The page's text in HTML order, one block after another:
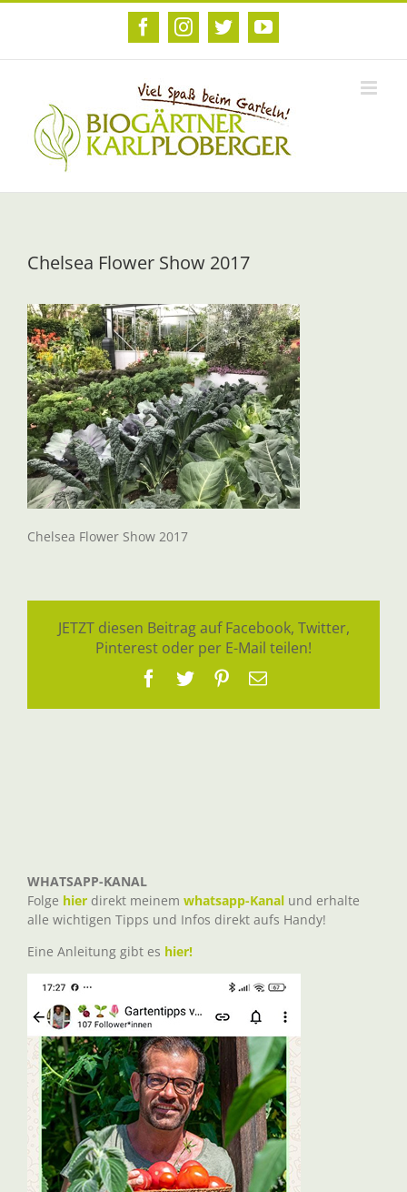
Zum
FacebookInstagram
TwitterYouTube
Chelsea Flower Show 2017
Chelsea Flower Show 2017
JETZT diesen Beitrag auf Facebook, Twitter,
Pinterest oder per E-Mail teilen!
Facebook
TwitterPinterest
E-
WHATSAPP-KANAL
Folge hier direkt meinem whatsapp-Kanal und erhalte
alle wichtigen Tipps und Infos direkt aufs Handy!
Eine Anleitung gibt es hier!